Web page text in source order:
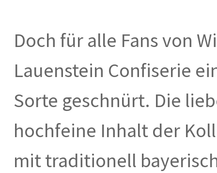
Doch für alle Fans von
Lauenstein Confiserie
Sorte geschnürt. Die
hochfeine Inhalt der
mit traditionell